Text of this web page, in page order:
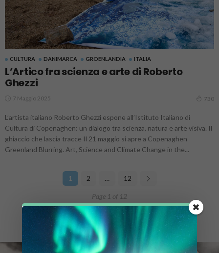
CULTURA DANIMARCA GROENLANDIA ITALIA
L’Artico fra scienza e arte di Roberto
Ghezzi
7 Maggio 2025 730
L’artista italiano Roberto Ghezzi espone all’Istituto Italiano di
Cultura di Copenaghen: un dialogo tra scienza, natura e arte visiva. Il
ghiaccio che lascia tracce Il 21 maggio si apre a Copenaghen
Greenland Blurring. Art, Science and Climate Change in the...
1 2 … 12
Page 1 of 12